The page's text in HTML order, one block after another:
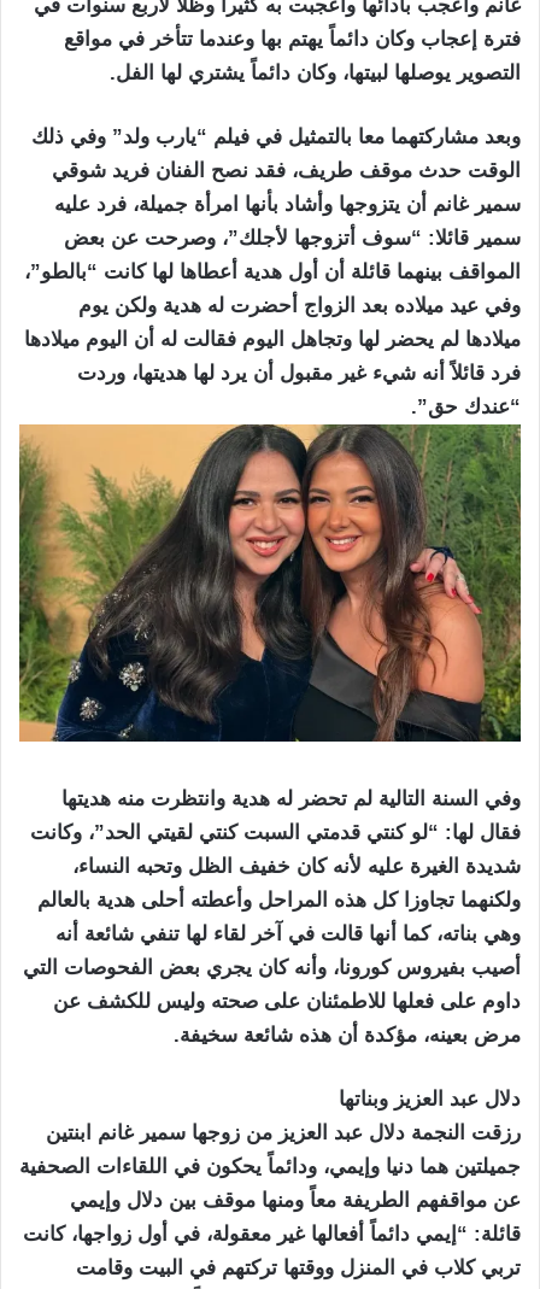
غانم وأعجب بأدائها وأعجبت به كثيراً وظلا لأربع سنوات في
فترة إعجاب وكان دائماً يهتم بها وعندما تتأخر في مواقع
التصوير يوصلها لبيتها، وكان دائماً يشتري لها الفل.
وبعد مشاركتهما معا بالتمثيل في فيلم “يارب ولد” وفي ذلك
الوقت حدث موقف طريف، فقد نصح الفنان فريد شوقي
سمير غانم أن يتزوجها وأشاد بأنها امرأة جميلة، فرد عليه
سمير قائلا: “سوف أتزوجها لأجلك”، وصرحت عن بعض
المواقف بينهما قائلة أن أول هدية أعطاها لها كانت “بالطو”،
وفي عيد ميلاده بعد الزواج أحضرت له هدية ولكن يوم
ميلادها لم يحضر لها وتجاهل اليوم فقالت له أن اليوم ميلادها
فرد قائلاً أنه شيء غير مقبول أن يرد لها هديتها، وردت
“عندك حق”.
وفي السنة التالية لم تحضر له هدية وانتظرت منه هديتها
فقال لها: “لو كنتي قدمتي السبت كنتي لقيتي الحد”، وكانت
شديدة الغيرة عليه لأنه كان خفيف الظل وتحبه النساء،
ولكنهما تجاوزا كل هذه المراحل وأعطته أحلى هدية بالعالم
وهي بناته، كما أنها قالت في آخر لقاء لها تنفي شائعة أنه
أصيب بفيروس كورونا، وأنه كان يجري بعض الفحوصات التي
داوم على فعلها للاطمئنان على صحته وليس للكشف عن
مرض بعينه، مؤكدة أن هذه شائعة سخيفة.
دلال عبد العزيز وبناتها
رزقت النجمة دلال عبد العزيز من زوجها سمير غانم ابنتين
جميلتين هما دنيا وإيمي، ودائماً يحكون في اللقاءات الصحفية
عن مواقفهم الطريفة معاً ومنها موقف بين دلال وإيمي
قائلة: “إيمي دائماً أفعالها غير معقولة، في أول زواجها، كانت
تربي كلاب في المنزل ووقتها تركتهم في البيت وقامت